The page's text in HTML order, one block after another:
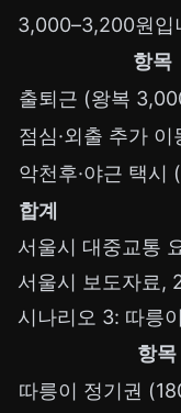
3,000–3,200원입
항목
출퇴근 (왕복
점심·외출 추가 이
악천후·야근 택시
합계
서울시 대중교통
서울시 보도자료,
시나리오 3: 따릉
항목
따릉이 정기권